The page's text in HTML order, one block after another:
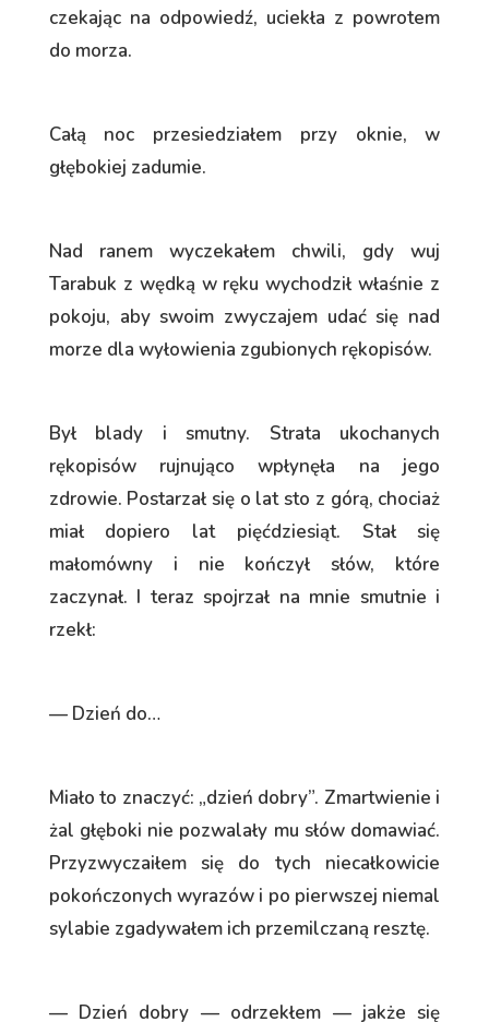
czekając na odpowiedź, uciekła z powrotem
do morza.
Całą noc przesiedziałem przy oknie, w
głębokiej zadumie.
Nad ranem wyczekałem chwili, gdy wuj
Tarabuk z wędką w ręku wychodził właśnie z
pokoju, aby swoim zwyczajem udać się nad
morze dla wyłowienia zgubionych rękopisów.
Był blady i smutny. Strata ukochanych
rękopisów rujnująco wpłynęła na jego
zdrowie. Postarzał się o lat sto z górą, chociaż
miał dopiero lat pięćdziesiąt. Stał się
małomówny i nie kończył słów, które
zaczynał. I teraz spojrzał na mnie smutnie i
rzekł:
— Dzień do…
Miało to znaczyć: „dzień dobry”. Zmartwienie i
żal głęboki nie pozwalały mu słów domawiać.
Przyzwyczaiłem się do tych niecałkowicie
pokończonych wyrazów i po pierwszej niemal
sylabie zgadywałem ich przemilczaną resztę.
— Dzień dobry — odrzekłem — jakże się